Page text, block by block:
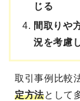
じる
間取りや
況を考慮
取引事例比較
定方法として